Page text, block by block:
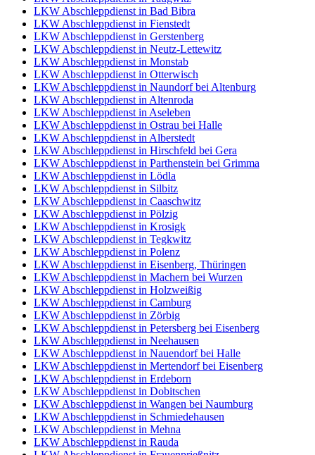
LKW Abschleppdienst in Bad Bibra
LKW Abschleppdienst in Fienstedt
LKW Abschleppdienst in Gerstenberg
LKW Abschleppdienst in Neutz-Lettewitz
LKW Abschleppdienst in Monstab
LKW Abschleppdienst in Otterwisch
LKW Abschleppdienst in Naundorf bei Altenburg
LKW Abschleppdienst in Altenroda
LKW Abschleppdienst in Aseleben
LKW Abschleppdienst in Ostrau bei Halle
LKW Abschleppdienst in Alberstedt
LKW Abschleppdienst in Hirschfeld bei Gera
LKW Abschleppdienst in Parthenstein bei Grimma
LKW Abschleppdienst in Lödla
LKW Abschleppdienst in Silbitz
LKW Abschleppdienst in Caaschwitz
LKW Abschleppdienst in Pölzig
LKW Abschleppdienst in Krosigk
LKW Abschleppdienst in Tegkwitz
LKW Abschleppdienst in Polenz
LKW Abschleppdienst in Eisenberg, Thüringen
LKW Abschleppdienst in Machern bei Wurzen
LKW Abschleppdienst in Holzweißig
LKW Abschleppdienst in Camburg
LKW Abschleppdienst in Zörbig
LKW Abschleppdienst in Petersberg bei Eisenberg
LKW Abschleppdienst in Neehausen
LKW Abschleppdienst in Nauendorf bei Halle
LKW Abschleppdienst in Mertendorf bei Eisenberg
LKW Abschleppdienst in Erdeborn
LKW Abschleppdienst in Dobitschen
LKW Abschleppdienst in Wangen bei Naumburg
LKW Abschleppdienst in Schmiedehausen
LKW Abschleppdienst in Mehna
LKW Abschleppdienst in Rauda